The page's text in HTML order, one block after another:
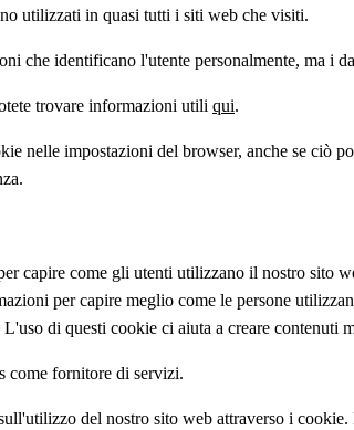
utilizzati in quasi tutti i siti web che visiti.
che identificano l'utente personalmente, ma i
trovare informazioni utili qui.
nelle impostazioni del browser, anche se ciò
capire come gli utenti utilizzano il nostro sito
per capire meglio come le persone
di questi cookie ci aiuta a creare contenuti
come fornitore di servizi.
del nostro sito web attraverso i